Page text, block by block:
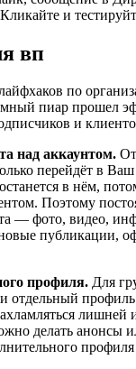
и
вп
по
пиар прошел
и
над аккаунтом.
перейдёт в
в нём,
Поэтому
— фото, видео,
публикации,
профиля. Для
отдельный
делать анонсы
профиля